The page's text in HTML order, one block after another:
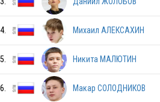
Михаил АЛЕКСАХИН
Никита МАЛЮТИН
Макар СОЛОДНИКОВ